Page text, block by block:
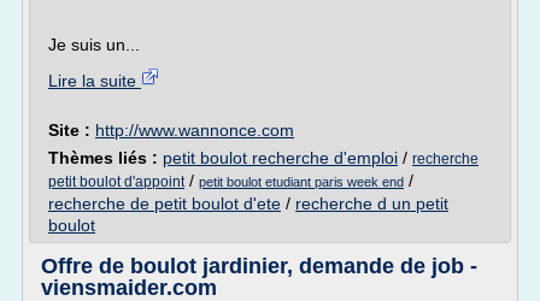
Je suis un...
Lire la suite
Site : http://www.wannonce.com
Thèmes liés : petit boulot recherche d'emploi / recherche
petit boulot d'appoint/ petit boulot etudiant paris week end /
recherche de petit boulot d'ete / recherche d un petit
boulot
Offre de boulot jardinier, demande de job -
viensmaider.com